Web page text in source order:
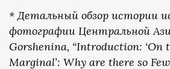
* Детальный обзор истории
фотографии Центральной
Gorshenina, “Introduction: ‘On
Marginal’: Why are there so